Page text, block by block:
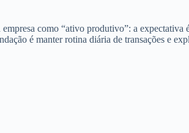
como “ativo produtivo”: a
é manter rotina diária de transações e